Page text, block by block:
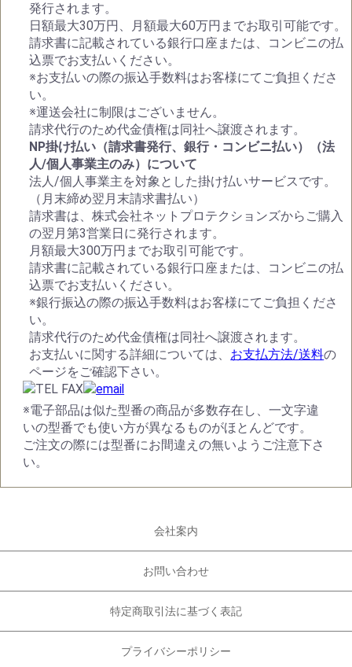
発行されます。
日額最大30万円、月額最大60万円までお取引可能です。
請求書に記載されている銀行口座または、コンビニの払
込票でお支払いください。
※お支払いの際の振込手数料はお客様にてご負担くださ
い。
※運送会社に制限はございません。
請求代行のため代金債権は同社へ譲渡されます。
NP掛け払い（請求書発行、銀行・コンビニ払い）（法
人/個人事業主のみ）について
法人/個人事業主を対象とした掛け払いサービスです。
（月末締め翌月末請求書払い）
請求書は、株式会社ネットプロテクションズからご購入
の翌月第3営業日に発行されます。
月額最大300万円までお取引可能です。
請求書に記載されている銀行口座または、コンビニの払
込票でお支払いください。
※銀行振込の際の振込手数料はお客様にてご負担くださ
い。
請求代行のため代金債権は同社へ譲渡されます。
お支払いに関する詳細については、 お支払方法/送料の
ページをご確認下さい。
※電子部品は似た型番の商品が多数存在し、一文字違
いの型番でも使い方が異なるものがほとんどです。
ご注文の際には型番にお間違えの無いようご注意下さ
い。
会社案内
お問い合わせ
特定商取引法に基づく表記
プライバシーポリシー